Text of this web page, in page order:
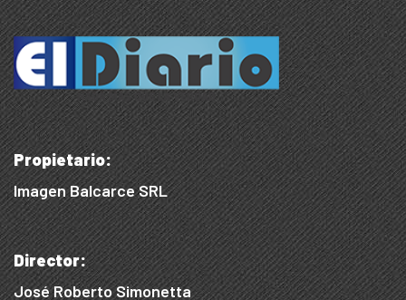
Propietario:
Imagen Balcarce SRL
Director:
José Roberto Simonetta